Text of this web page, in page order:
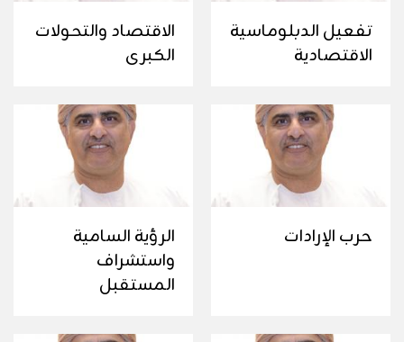
تفعيل الدبلوماسية
الاقتصادية
الاقتصاد والتحولات
الكبرى
حرب الإرادات
الرؤية السامية
واستشراف
المستقبل